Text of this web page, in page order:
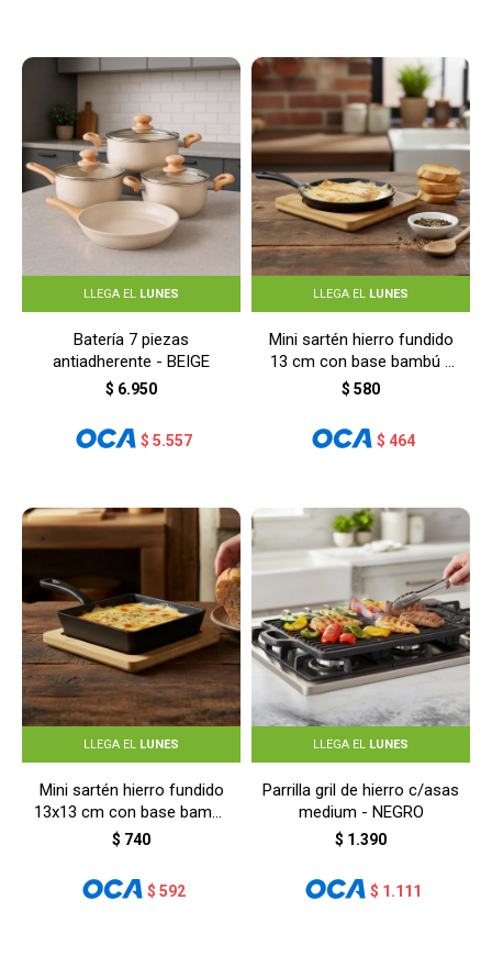
LLEGA EL LUNES
Batería 7 piezas
antiadherente - BEIGE
$ 6.950
$ 5.557
LLEGA EL LUNES
Mini sartén hierro fundido
13 cm con base bambú -
NEGRO
$ 580
$ 464
LLEGA EL LUNES
Mini sartén hierro fundido
13x13 cm con base bambú
- NEGRO
$ 740
$ 592
LLEGA EL LUNES
Parrilla gril de hierro c/asas
medium - NEGRO
$ 1.390
$ 1.111